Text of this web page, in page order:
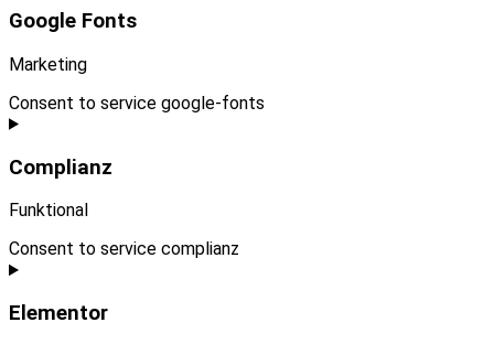
Google Fonts
Marketing
Consent to service google-fonts
Complianz
Funktional
Consent to service complianz
Elementor